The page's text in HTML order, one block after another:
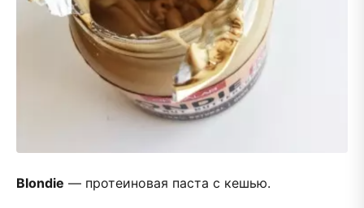
Blondie — протеиновая паста с кешью.